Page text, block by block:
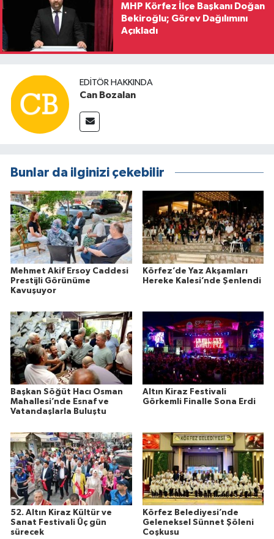
MHP Körfez İlçe Başkanı Doğan
Bekiroğlu; Görev Dağılımını
Açıkladı
EDITÖR HAKKINDA
Can Bozalan
Bunlar da ilginizi çekebilir
Mehmet Akif Ersoy Caddesi
Prestijli Görünüme
Kavuşuyor
Körfez’de Yaz Akşamları
Hereke Kalesi’nde Şenlendi
Başkan Söğüt Hacı Osman
Mahallesi’nde Esnaf ve
Vatandaşlarla Buluştu
Altın Kiraz Festivali
Görkemli Finalle Sona Erdi
52. Altın Kiraz Kültür ve
Sanat Festivali Üç gün
sürecek
Körfez Belediyesi’nde
Geleneksel Sünnet Şöleni
Coşkusu